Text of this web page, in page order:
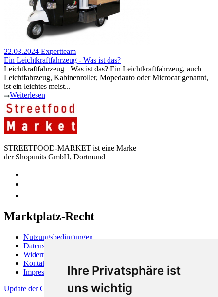
Ihre Privatsphäre ist
uns wichtig
22.03.2024 Expertteam
Ein Leichtkraftfahrzeug - Was ist das?
Leichtkraftfahrzeug - Was ist das? Ein Leichtkraftfahrzeug, auch
Leichtfahrzeug, Kabinenroller, Mopedauto oder Microcar genannt,
ist ein leichtes meist...
Weiterlesen
STREETFOOD-MARKET ist eine Marke
der Shopunits GmbH, Dortmund
Marktplatz-Recht
Nutzungsbedingungen
Datenschutzerklärung
Widerrufsbelehrung
Kontakt
Impressum
Update der Cookie-Präferenzen